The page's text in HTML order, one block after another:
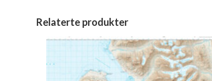
Relaterte produkter